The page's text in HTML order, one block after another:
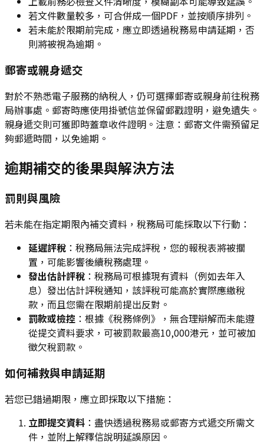
若文件數量較多，可合併成一個PDF，並按順序排列。
若未能於限期前完成，應立即透過稅務易申請延期，否
則將被視為逾期。
郵寄或親身遞交
對於不熟悉電子服務的納稅人，仍可選擇郵寄或親身前往稅務
局辦事處。郵寄時應使用掛號信並保留郵戳證明，避免遺失。
親身遞交則可獲即時蓋章收件證明。注意：郵寄文件需預留足
夠郵遞時間，以免逾期。
逾期補交的後果與解決方法
罰則與風險
若未能在指定期限內補交資料，稅務局可能採取以下行動：
延遲評稅 ：稅務局無法完成評稅，您的報稅表將被擱
置，可能影響後續稅務處理。
發出估計評稅 ：稅務局可根據現有資料（例如去年入
息）發出估計評稅通知，該評稅可能高於實際應繳稅
款，而且您需在限期前提出反對。
罰款或檢控 ：根據《稅務條例》，無合理辯解而未能遵
從提交資料要求，可被罰款最高10,000港元，並可被加
徵欠稅罰款。
如何補救與申請延期
若您已錯過期限，應立即採取以下措施：
立即提交資料 ：盡快透過稅務易或郵寄方式遞交所需文
件，並附上解釋信說明延誤原因。